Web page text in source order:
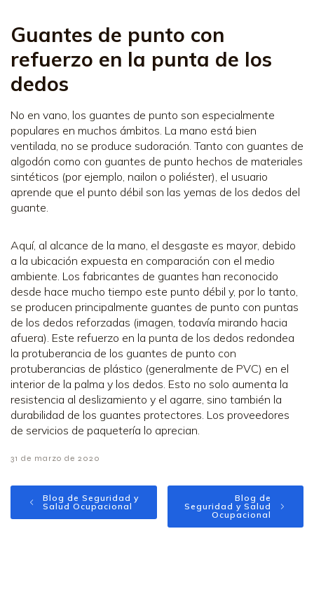
Guantes de punto con
refuerzo en la punta de los
dedos
No en vano, los guantes de punto son especialmente
populares en muchos ámbitos. La mano está bien
ventilada, no se produce sudoración. Tanto con guantes de
algodón como con guantes de punto hechos de materiales
sintéticos (por ejemplo, nailon o poliéster), el usuario
aprende que el punto débil son las yemas de los dedos del
guante.
Aquí, al alcance de la mano, el desgaste es mayor, debido
a la ubicación expuesta en comparación con el medio
ambiente. Los fabricantes de guantes han reconocido
desde hace mucho tiempo este punto débil y, por lo tanto,
se producen principalmente guantes de punto con puntas
de los dedos reforzadas (imagen, todavía mirando hacia
afuera). Este refuerzo en la punta de los dedos redondea
la protuberancia de los guantes de punto con
protuberancias de plástico (generalmente de PVC) en el
interior de la palma y los dedos. Esto no solo aumenta la
resistencia al deslizamiento y el agarre, sino también la
durabilidad de los guantes protectores. Los proveedores
de servicios de paquetería lo aprecian.
31 de marzo de 2020
Blog de Seguridad y
Salud Ocupacional
Blog de
Seguridad y Salud
Ocupacional